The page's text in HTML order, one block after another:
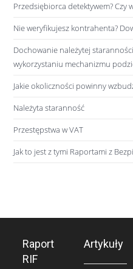
Przedsiębiorca detektywem? Czy
Nie weryfikujesz kontrahenta?
Dochowanie należytej
wykorzystaniu mechanizmu
Jakie okoliczności powinny
Należyta staranność
Przestępstwa w VAT
Jak to jest z tymi Raportami z
Raport
RIF
Artykuły